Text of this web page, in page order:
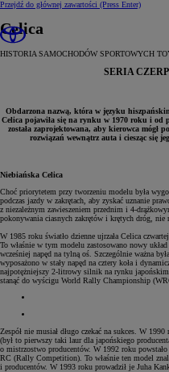
Przejdź do głównej zawartości (Press Enter)
Celica
HISTORIA SAMOCHODÓW SPORTOWYCH
SERIA
Obdarzona nazwą, która w języku
Celica pojawiła się na rynku w 1970 roku i od
została zaprojektowana, aby kierowca mógł
rozwiązań wewnątrz auta i ciesząc się
Niebiańska Celica
Choć priorytetem przy tworzeniu modelu była
podczas jazdy w zakrętach, aby zyskać uznanie
z niezależnym zawieszeniem przednim i 4-
pokonywania ciasnych zakrętów i krętych dróg, nie
W 1985 roku światło dzienne ujrzała Celica
To właśnie w tym modelu zastosowano nowy
wcześniej napęd na tylną oś. Szczególnie ważna
wyposażono w stały napęd na cztery koła i
najpotężniejszy 2-litrowy silnik na rynku
stanąć do wyścigu World Rally Championship
Zespół nie musiał długo czekać na sukces. W
(był to pierwszy taki laur dla japońskiego
o mistrzostwo producentów. W 1992 roku
RC (Rally Competition). To właśnie ten model
i producentów. W 1993 roku prowadził je Juha